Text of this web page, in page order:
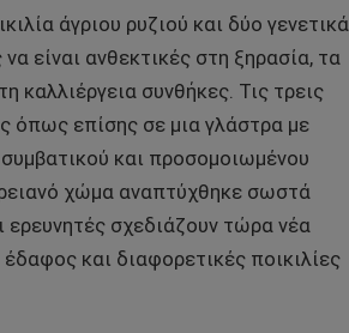
άγριου ρυζιού και δύο γενετικά
είναι ανθεκτικές στη ξηρασία, τα
συνθήκες. Τις τρεις
όπως επίσης σε μια γλάστρα με
και προσομοιωμένου
χώμα αναπτύχθηκε σωστά
ερευνητές σχεδιάζουν τώρα νέα
και διαφορετικές ποικιλίες